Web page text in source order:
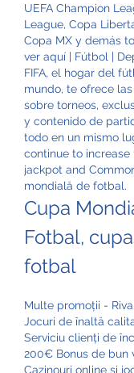
UEFA Champion
League, Copa
Copa MX y demás
ver aquí | Fútbol |
FIFA, el hogar del
mundo, te ofrece
sobre torneos,
y contenido de
todo en un mismo
continue to increase
jackpot and
mondială de fotbal.
Cupa
Fotbal,
fotbal
Multe promoții -
Jocuri de înaltă
Serviciu clienți de
200€ Bonus de bun
Cazinouri online și